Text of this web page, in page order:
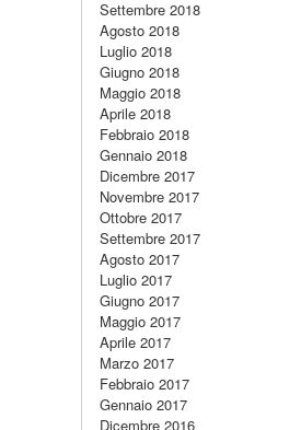
Settembre 2018
Agosto 2018
Luglio 2018
Giugno 2018
Maggio 2018
Aprile 2018
Febbraio 2018
Gennaio 2018
Dicembre 2017
Novembre 2017
Ottobre 2017
Settembre 2017
Agosto 2017
Luglio 2017
Giugno 2017
Maggio 2017
Aprile 2017
Marzo 2017
Febbraio 2017
Gennaio 2017
Dicembre 2016